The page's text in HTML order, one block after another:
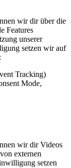
wir dir über die
Features
unserer
setzen wir auf
Tracking)
Mode,
wir dir Videos
externen
setzen